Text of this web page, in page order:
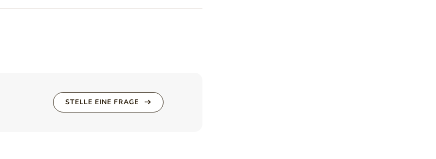
Die untere Ablage bietet Platz für Bücher, Zeitschriften
Kaffee oder dekorative Details. Seine niedrigen, klaren
Charakter des Sets.
STELLE EINE FRAGE